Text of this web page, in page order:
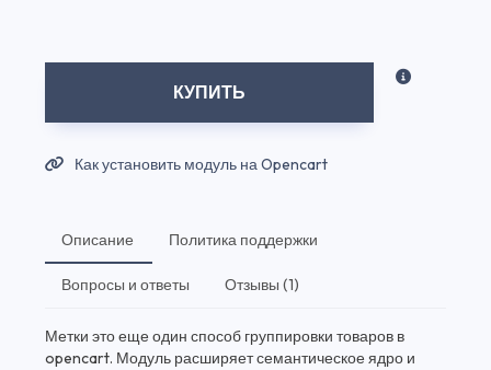
КУПИТЬ
Как установить модуль на Opencart
Описание Политика поддержки
Вопросы и ответы Отзывы (1)
Метки это еще один способ группировки товаров в
opencart. Модуль расширяет семантическое ядро и